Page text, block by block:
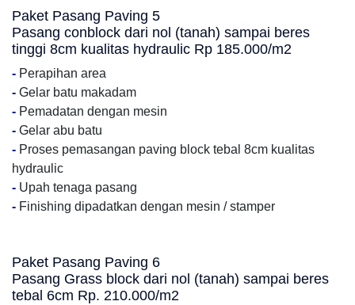
Paket Pasang Paving 5
Pasang conblock dari nol (tanah) sampai beres
tinggi 8cm kualitas hydraulic Rp 185.000/m2
- Perapihan area
- Gelar batu makadam
- Pemadatan dengan mesin
- Gelar abu batu
- Proses pemasangan paving block tebal 8cm kualitas
hydraulic
- Upah tenaga pasang
- Finishing dipadatkan dengan mesin / stamper
Paket Pasang Paving 6
Pasang Grass block dari nol (tanah) sampai beres
tebal 6cm Rp. 210.000/m2